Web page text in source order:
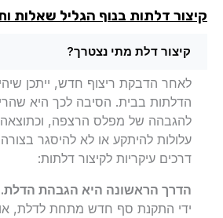
דלתות בנוף הגליל שאלות
קיצור דלת מתי נצטרך?
לאחר הדבקת ריצוף חדש, ייתכן שיהיה
הדלתות בבית. הסיבה לכך היא
להגבהה של מפלס הרצפה, וכתוצאה
עלולות להיתקע או לא להיסגר בצורה
דרכים עיקריות לקיצור דלתות:
הדרך הראשונה היא הגבהת הדלת.
ידי התקנת סף חדש מתחת לדלת, או על